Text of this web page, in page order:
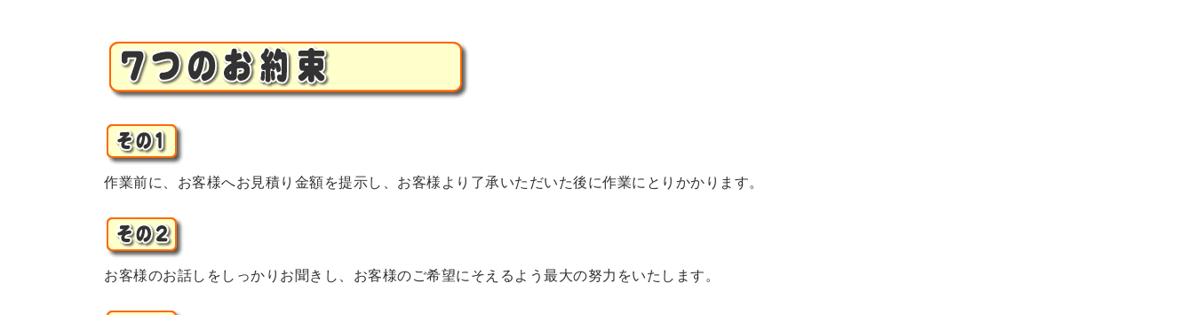
作業前に、お客様へお見積り金額を提示し、お客様より了承いただいた後に作業にとりかかります。
お客様のお話しをしっかりお聞きし、お客様のご希望にそえるよう最大の努力をいたします。